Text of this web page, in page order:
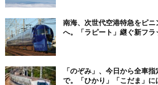
南海、次世代空港特急をピ
へ。「ラピート」継ぐ新フラ
「のぞみ」、今日から全車
で。「ひかり」「こだま」に